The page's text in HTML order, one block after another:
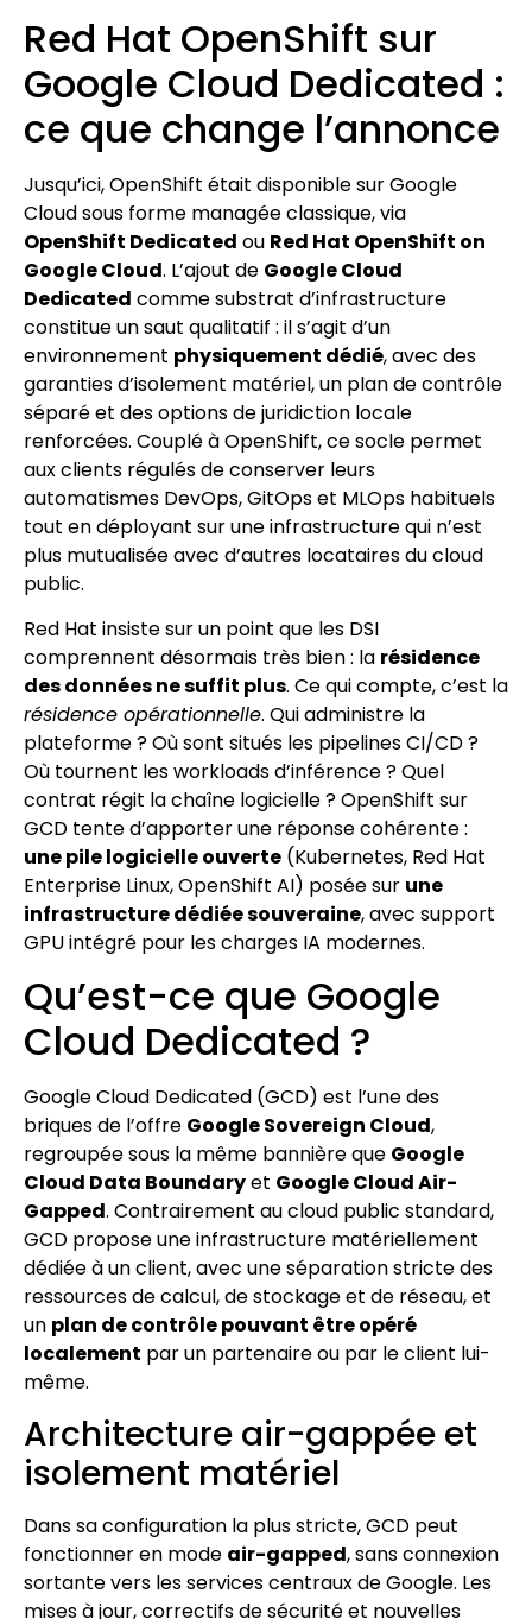
Red Hat OpenShift sur
Google Cloud Dedicated :
ce que change l’annonce
Jusqu’ici, OpenShift était disponible sur Google
Cloud sous forme managée classique, via
OpenShift Dedicated ou Red Hat OpenShift on
Google Cloud. L’ajout de Google Cloud
Dedicated comme substrat d’infrastructure
constitue un saut qualitatif : il s’agit d’un
environnement physiquement dédié, avec des
garanties d’isolement matériel, un plan de contrôle
séparé et des options de juridiction locale
renforcées. Couplé à OpenShift, ce socle permet
aux clients régulés de conserver leurs
automatismes DevOps, GitOps et MLOps habituels
tout en déployant sur une infrastructure qui n’est
plus mutualisée avec d’autres locataires du cloud
public.
Red Hat insiste sur un point que les DSI
comprennent désormais très bien : la résidence
des données ne suffit plus. Ce qui compte, c’est la
résidence opérationnelle. Qui administre la
plateforme ? Où sont situés les pipelines CI/CD ?
Où tournent les workloads d’inférence ? Quel
contrat régit la chaîne logicielle ? OpenShift sur
GCD tente d’apporter une réponse cohérente :
une pile logicielle ouverte (Kubernetes, Red Hat
Enterprise Linux, OpenShift AI) posée sur une
infrastructure dédiée souveraine, avec support
GPU intégré pour les charges IA modernes.
Qu’est-ce que Google
Cloud Dedicated ?
Google Cloud Dedicated (GCD) est l’une des
briques de l’offre Google Sovereign Cloud,
regroupée sous la même bannière que Google
Cloud Data Boundaryet Google Cloud Air-
Gapped. Contrairement au cloud public standard,
GCD propose une infrastructure matériellement
dédiée à un client, avec une séparation stricte des
ressources de calcul, de stockage et de réseau, et
un plan de contrôle pouvant être opéré
localement par un partenaire ou par le client lui-
même.
Architecture air-gappée et
isolement matériel
Dans sa configuration la plus stricte, GCD peut
fonctionner en mode air-gapped, sans connexion
sortante vers les services centraux de Google. Les
mises à jour, correctifs de sécurité et nouvelles